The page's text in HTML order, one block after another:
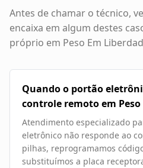
Antes de chamar o técnico,
encaixa em algum destes
próprio em Peso Em
Quando o portão
controle remoto em Peso
Atendimento especializado
eletrônico não responde ao
pilhas, reprogramamos
substituímos a placa